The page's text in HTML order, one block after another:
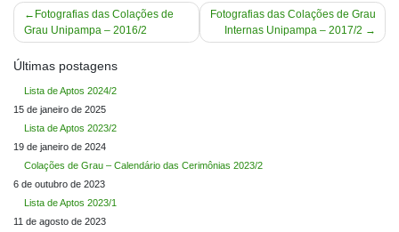
Navegação
de
Post
Fotografias das Colações de
Grau Unipampa – 2016/2
Fotografias das Colações de Grau
Internas Unipampa – 2017/2
Últimas postagens
Lista de Aptos 2024/2
15 de janeiro de 2025
Lista de Aptos 2023/2
19 de janeiro de 2024
Colações de Grau – Calendário das Cerimônias 2023/2
6 de outubro de 2023
Lista de Aptos 2023/1
11 de agosto de 2023